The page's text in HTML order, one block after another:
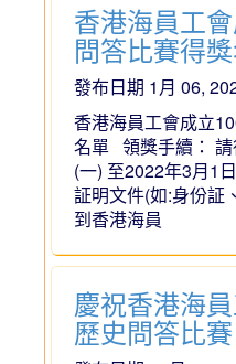
香港海員工
問答比賽得
發布日期 1月 06,
香港海員工會成立
名單 領獎手續： 請
(一) 至2022年3月1
証明文件(如:身份証
到香港海員
慶祝香港海
歷史問答比賽